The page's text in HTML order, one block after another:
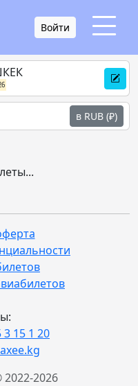
Войти
в RUB (₽)
3 15 1 20
2022-2026